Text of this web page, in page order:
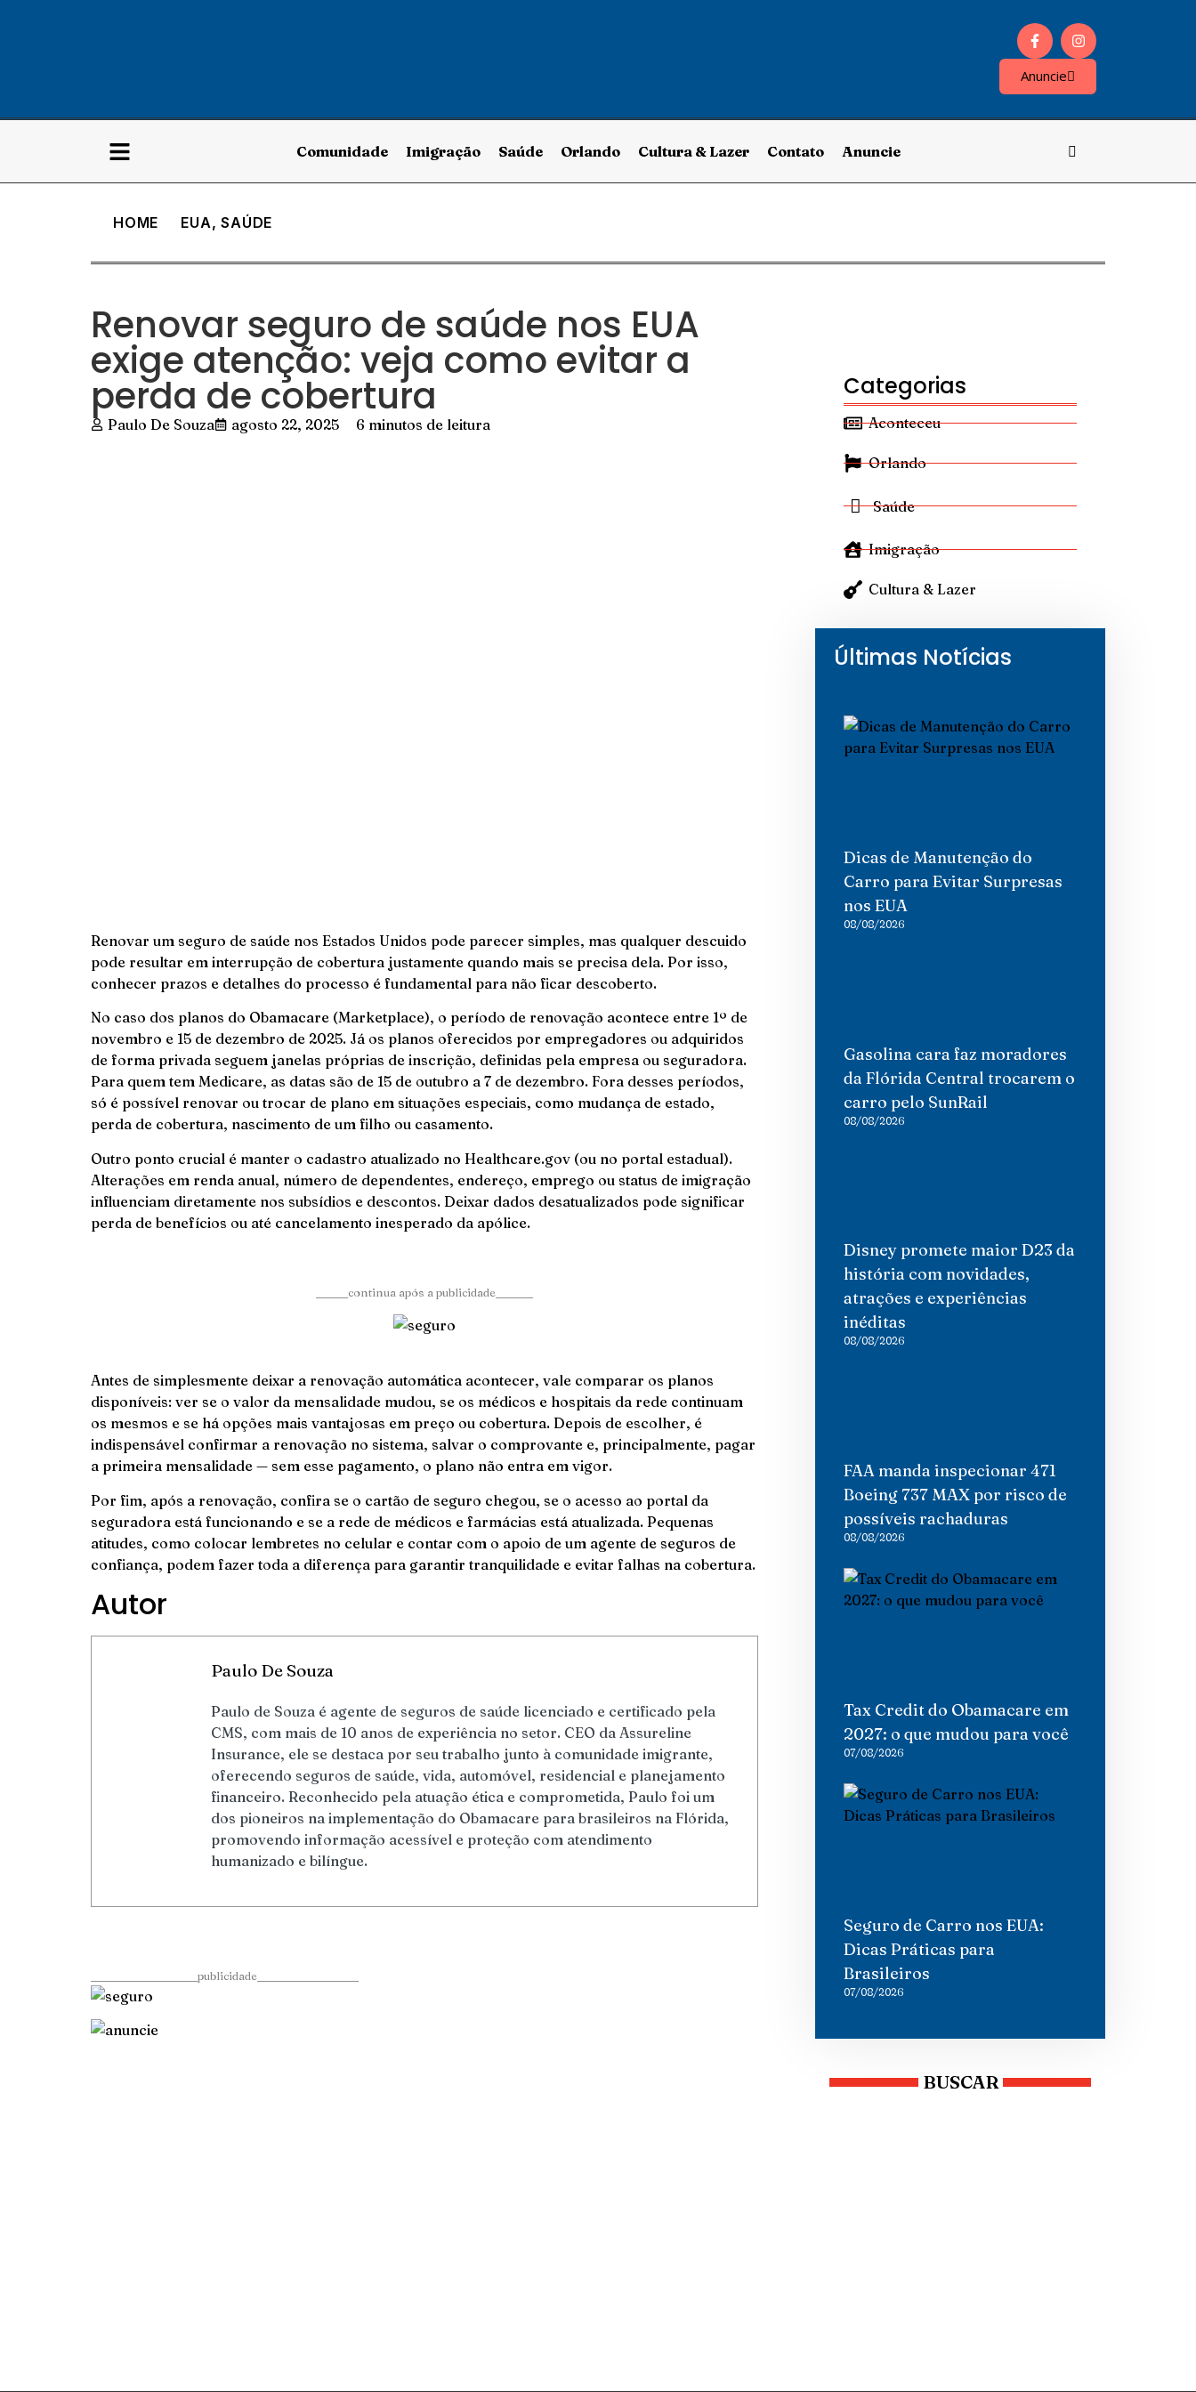
Anuncie
Comunidade Imigração Saúde Orlando Cultura & Lazer Contato Anuncie
HOME EUA,SAÚDE
Renovar seguro de saúde nos EUA
exige atenção: veja como evitar a
perda de cobertura
Paulo De Souza agosto 22, 2025 6 minutos de leitura
Renovar um seguro de saúde nos Estados Unidos pode parecer simples, mas qualquer descuido
pode resultar em interrupção de cobertura justamente quando mais se precisa dela. Por isso,
conhecer prazos e detalhes do processo é fundamental para não ficar descoberto.
No caso dos planos do Obamacare (Marketplace), o período de renovação acontece entre 1º de
novembro e 15 de dezembro de 2025. Já os planos oferecidos por empregadores ou adquiridos
de forma privada seguem janelas próprias de inscrição, definidas pela empresa ou seguradora.
Para quem tem Medicare, as datas são de 15 de outubro a 7 de dezembro. Fora desses períodos,
só é possível renovar ou trocar de plano em situações especiais, como mudança de estado,
perda de cobertura, nascimento de um filho ou casamento.
Outro ponto crucial é manter o cadastro atualizado no Healthcare.gov (ou no portal estadual).
Alterações em renda anual, número de dependentes, endereço, emprego ou status de imigração
influenciam diretamente nos subsídios e descontos. Deixar dados desatualizados pode significar
perda de benefícios ou até cancelamento inesperado da apólice.
______continua após a publicidade_______
Antes de simplesmente deixar a renovação automática acontecer, vale comparar os planos
disponíveis: ver se o valor da mensalidade mudou, se os médicos e hospitais da rede continuam
os mesmos e se há opções mais vantajosas em preço ou cobertura. Depois de escolher, é
indispensável confirmar a renovação no sistema, salvar o comprovante e, principalmente, pagar
a primeira mensalidade — sem esse pagamento, o plano não entra em vigor.
Por fim, após a renovação, confira se o cartão de seguro chegou, se o acesso ao portal da
seguradora está funcionando e se a rede de médicos e farmácias está atualizada. Pequenas
atitudes, como colocar lembretes no celular e contar com o apoio de um agente de seguros de
confiança, podem fazer toda a diferença para garantir tranquilidade e evitar falhas na cobertura.
Autor
Paulo De Souza
Paulo de Souza é agente de seguros de saúde licenciado e certificado pela
CMS, com mais de 10 anos de experiência no setor. CEO da Assureline
Insurance, ele se destaca por seu trabalho junto à comunidade imigrante,
oferecendo seguros de saúde, vida, automóvel, residencial e planejamento
financeiro. Reconhecido pela atuação ética e comprometida, Paulo foi um
dos pioneiros na implementação do Obamacare para brasileiros na Flórida,
promovendo informação acessível e proteção com atendimento
humanizado e bilíngue.
____________________publicidade___________________
Categorias
Aconteceu
Orlando
Saúde
Imigração
Cultura & Lazer
Últimas Notícias
Dicas de Manutenção do
Carro para Evitar Surpresas
nos EUA
08/08/2026
Gasolina cara faz moradores
da Flórida Central trocarem o
carro pelo SunRail
08/08/2026
Disney promete maior D23 da
história com novidades,
atrações e experiências
inéditas
08/08/2026
FAA manda inspecionar 471
Boeing 737 MAX por risco de
possíveis rachaduras
08/08/2026
Tax Credit do Obamacare em
2027: o que mudou para você
07/08/2026
Seguro de Carro nos EUA:
Dicas Práticas para
Brasileiros
07/08/2026
BUSCAR